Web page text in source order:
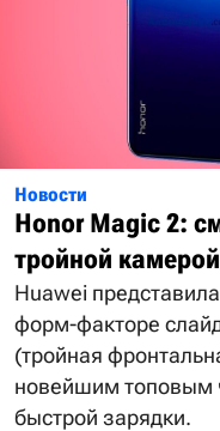
Новости
Honor Magic 2:
тройной
Huawei
форм-факторе
(тройная
новейшим топовым
быстрой зарядки.